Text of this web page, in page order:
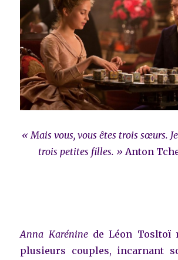
« Mais vous, vous êtes trois sœurs.
trois petites filles. » Anton
Anna Karéninede Léon Tosltoï
plusieurs couples, incarnant